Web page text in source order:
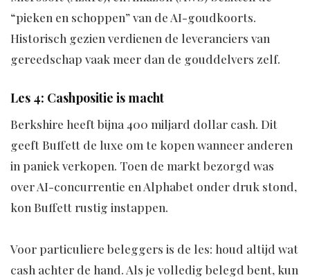
“pieken en schoppen” van de AI-goudkoorts.
Historisch gezien verdienen de leveranciers van
gereedschap vaak meer dan de gouddelvers zelf.
Les 4: Cashpositie is macht
Berkshire heeft bijna 400 miljard dollar cash. Dit
geeft Buffett de luxe om te kopen wanneer anderen
in paniek verkopen. Toen de markt bezorgd was
over AI-concurrentie en Alphabet onder druk stond,
kon Buffett rustig instappen.
Voor particuliere beleggers is de les: houd altijd wat
cash achter de hand. Als je volledig belegd bent, kun